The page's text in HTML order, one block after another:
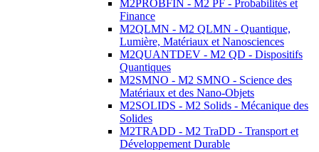
M2PROBFIN - M2 PF - Probabilités et
Finance
M2QLMN - M2 QLMN - Quantique,
Lumière, Matériaux et Nanosciences
M2QUANTDEV - M2 QD - Dispositifs
Quantiques
M2SMNO - M2 SMNO - Science des
Matériaux et des Nano-Objets
M2SOLIDS - M2 Solids - Mécanique des
Solides
M2TRADD - M2 TraDD - Transport et
Développement Durable